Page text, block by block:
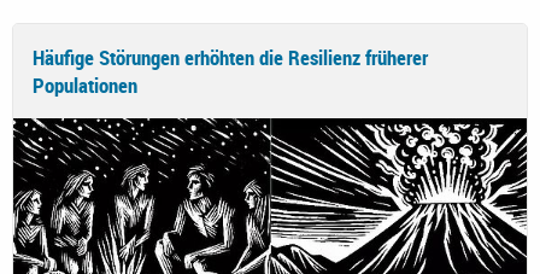
Häufige Störungen erhöhten die Resilienz früherer
Populationen